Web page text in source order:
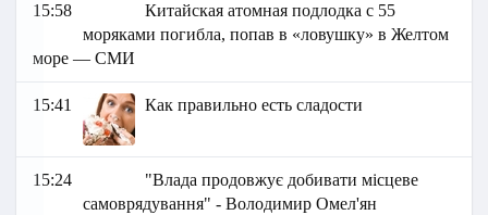
15:58
Китайская атомная подлодка с 55
моряками погибла, попав в «ловушку» в Желтом
море — СМИ
15:41 Как правильно есть сладости
15:24
"Влада продовжує добивати місцеве
самоврядування" - Володимир Омел'ян